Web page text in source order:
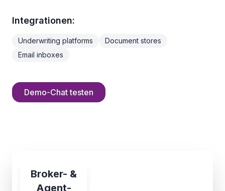
Integrationen:
Underwriting platforms
Document stores
Email inboxes
Demo-Chat testen
Broker- &
Agent-